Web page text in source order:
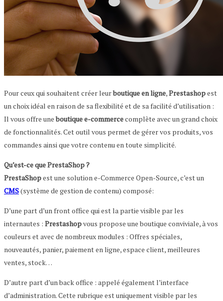
Pour ceux qui souhaitent créer leurboutique en ligne,Prestashopest
un choix idéal en raison de sa flexibilité et de sa facilité d’utilisation :
Il vous offre uneboutique e-commercecomplète avec un grand choix
de fonctionnalités. Cet outil vous permet de gérer vos produits, vos
commandes ainsi que votre contenu en toute simplicité.
Qu’est-ce que PrestaShop ?
PrestaShopest une solution e-Commerce Open-Source, c’est un
CMS(système de gestion de contenu) composé:
D’une part d’un front office qui est la partie visible par les
internautes : Prestashopvous propose une boutique conviviale, à vos
couleurs et avec de nombreux modules : Offres spéciales,
nouveautés, panier, paiement en ligne, espace client, meilleures
ventes, stock…
D’autre part d’un back office : appelé également l’interface
d’administration. Cette rubrique est uniquement visible par les